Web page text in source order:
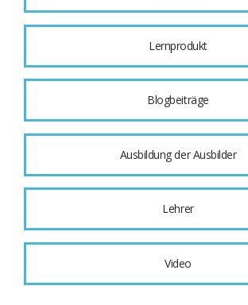
Lernprodukt
Blogbeiträge
Ausbildung der Ausbilder
Lehrer
Video